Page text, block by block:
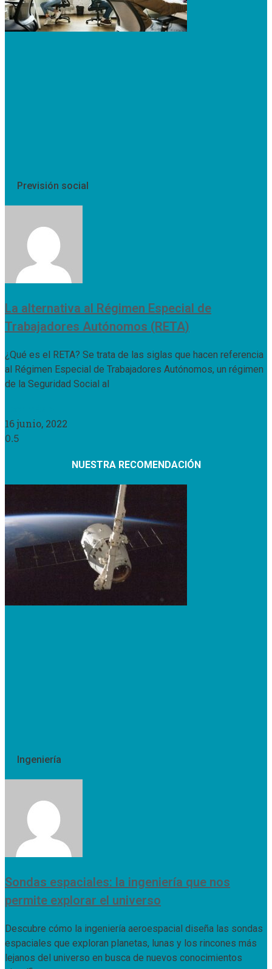
Previsión social
La alternativa al Régimen Especial de
Trabajadores Autónomos (RETA)
¿Qué es el RETA? Se trata de las siglas que hacen referencia
al Régimen Especial de Trabajadores Autónomos, un régimen
de la Seguridad Social al
16 junio, 2022
NUESTRA RECOMENDACIÓN
Ingeniería
Sondas espaciales: la ingeniería que nos
permite explorar el universo
Descubre cómo la ingeniería aeroespacial diseña las sondas
espaciales que exploran planetas, lunas y los rincones más
lejanos del universo en busca de nuevos conocimientos